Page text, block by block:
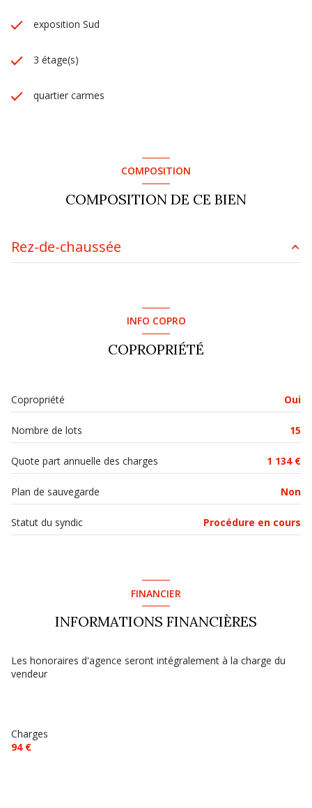
exposition Sud
3 étage(s)
quartier carmes
COMPOSITION
COMPOSITION DE CE BIEN
Rez-de-chaussée
INFO COPRO
COPROPRIÉTÉ
Copropriété Oui
Nombre de lots 15
Quote part annuelle des charges 1 134 €
Plan de sauvegarde Non
Statut du syndic Procédure en cours
FINANCIER
INFORMATIONS FINANCIÈRES
Les honoraires d'agence seront intégralement à la charge du
vendeur
Charges
94 €